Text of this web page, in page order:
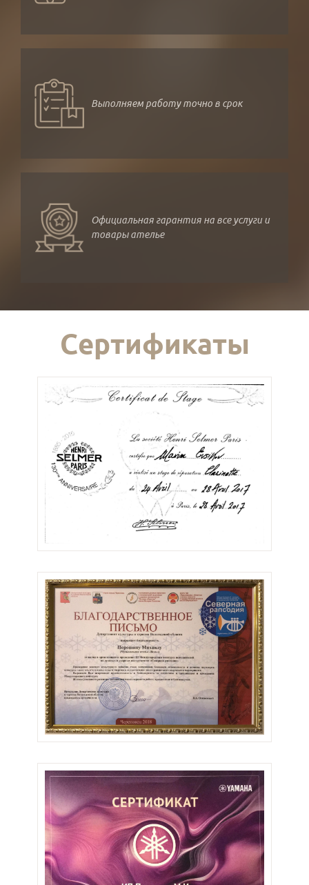
Выполняем работу точно в срок
Официальная гарантия на все услуги и
товары ателье
Сертификаты